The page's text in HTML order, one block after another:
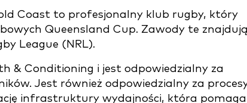
Coast to profesjonalny klub rugby, który
Queensland Cup. Zawody te
League (NRL).
& Conditioning i jest odpowiedzialny za
Jest również odpowiedzialny za
infrastruktury wydajności, która pomaga